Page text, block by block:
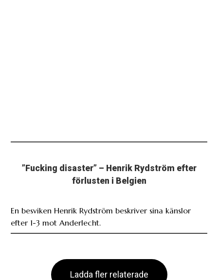
”Fucking disaster” – Henrik Rydström efter
förlusten i Belgien
En besviken Henrik Rydström beskriver sina känslor
efter 1-3 mot Anderlecht.
Ladda fler relaterade